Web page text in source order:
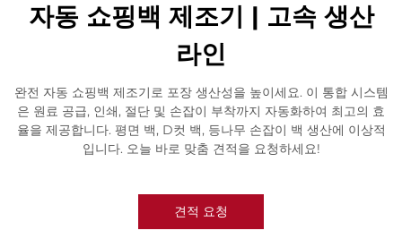
자동 쇼핑백 제조기 | 고속 생산
라인
완전 자동 쇼핑백 제조기로 포장 생산성을 높이세요. 이 통합 시스템
은 원료 공급, 인쇄, 절단 및 손잡이 부착까지 자동화하여 최고의 효
율을 제공합니다. 평면 백, D컷 백, 등나무 손잡이 백 생산에 이상적
입니다. 오늘 바로 맞춤 견적을 요청하세요!
견적 요청